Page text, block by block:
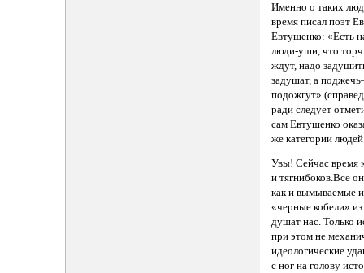
Именно о таких
время писал поэт
Евтушенко: «Есть
люди-уши, что
ждут, надо
задушат, а
подожгут»
ради следует
сам Евтушенко
же категории
Увы! Сейчас время
и тягнибоков.Все
как и вымываемые
«черные кобели»
душат нас. Только
при этом не
идеологические
с ног на голову